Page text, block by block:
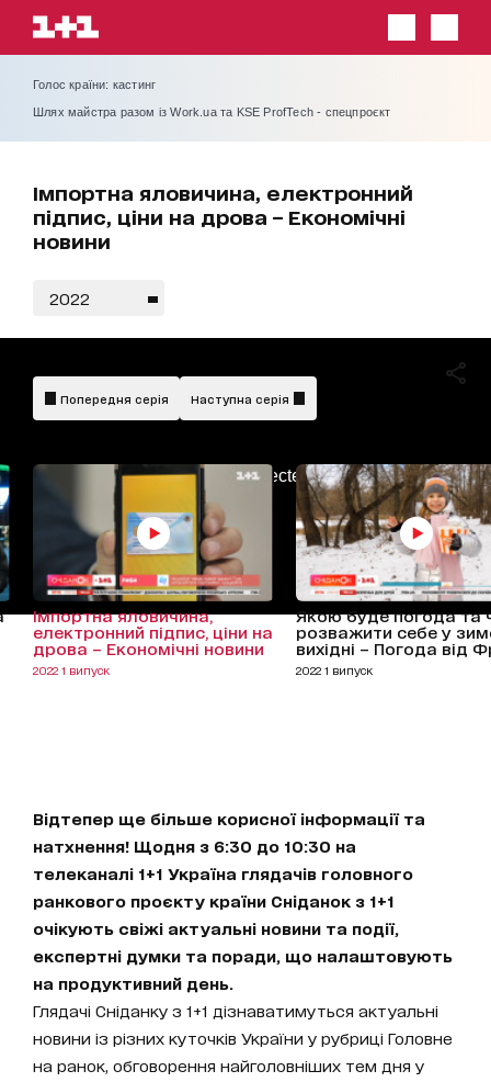
Голос країни: кастинг
Шлях майстра разом із Work.ua та KSE ProfTech - спецпроєкт
Імпортна яловичина, електронний
підпис, ціни на дрова – Економічні
новини
2022
AdBlockDetected!
Попередня серія Наступна серія
Імпортна яловичина,
електронний підпис, ціни на
дрова – Економічні новини
2022 1 випуск
Якою буде погода та
розважити себе у
вихідні – Погода від
2022 1 випуск
Відтепер ще більше корисної інформації та
натхнення! Щодня з 6:30 до 10:30 на
телеканалі 1+1 Україна глядачів головного
ранкового проєкту країни Сніданок з 1+1
очікують свіжі актуальні новини та події,
експертні думки та поради, що налаштовують
на продуктивний день.
Глядачі Сніданку з 1+1 дізнаватимуться актуальні
новини із різних куточків України у рубриці Головне
на ранок, обговорення найголовніших тем дня у